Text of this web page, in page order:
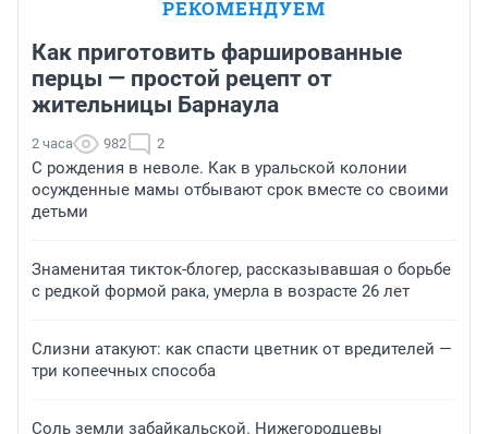
РЕКОМЕНДУЕМ
Как приготовить фаршированные
перцы — простой рецепт от
жительницы Барнаула
2 часа 982 2
С рождения в неволе. Как в уральской колонии
осужденные мамы отбывают срок вместе со своими
детьми
Знаменитая тикток-блогер, рассказывавшая о борьбе
с редкой формой рака, умерла в возрасте 26 лет
Слизни атакуют: как спасти цветник от вредителей —
три копеечных способа
Соль земли забайкальской. Нижегородцевы